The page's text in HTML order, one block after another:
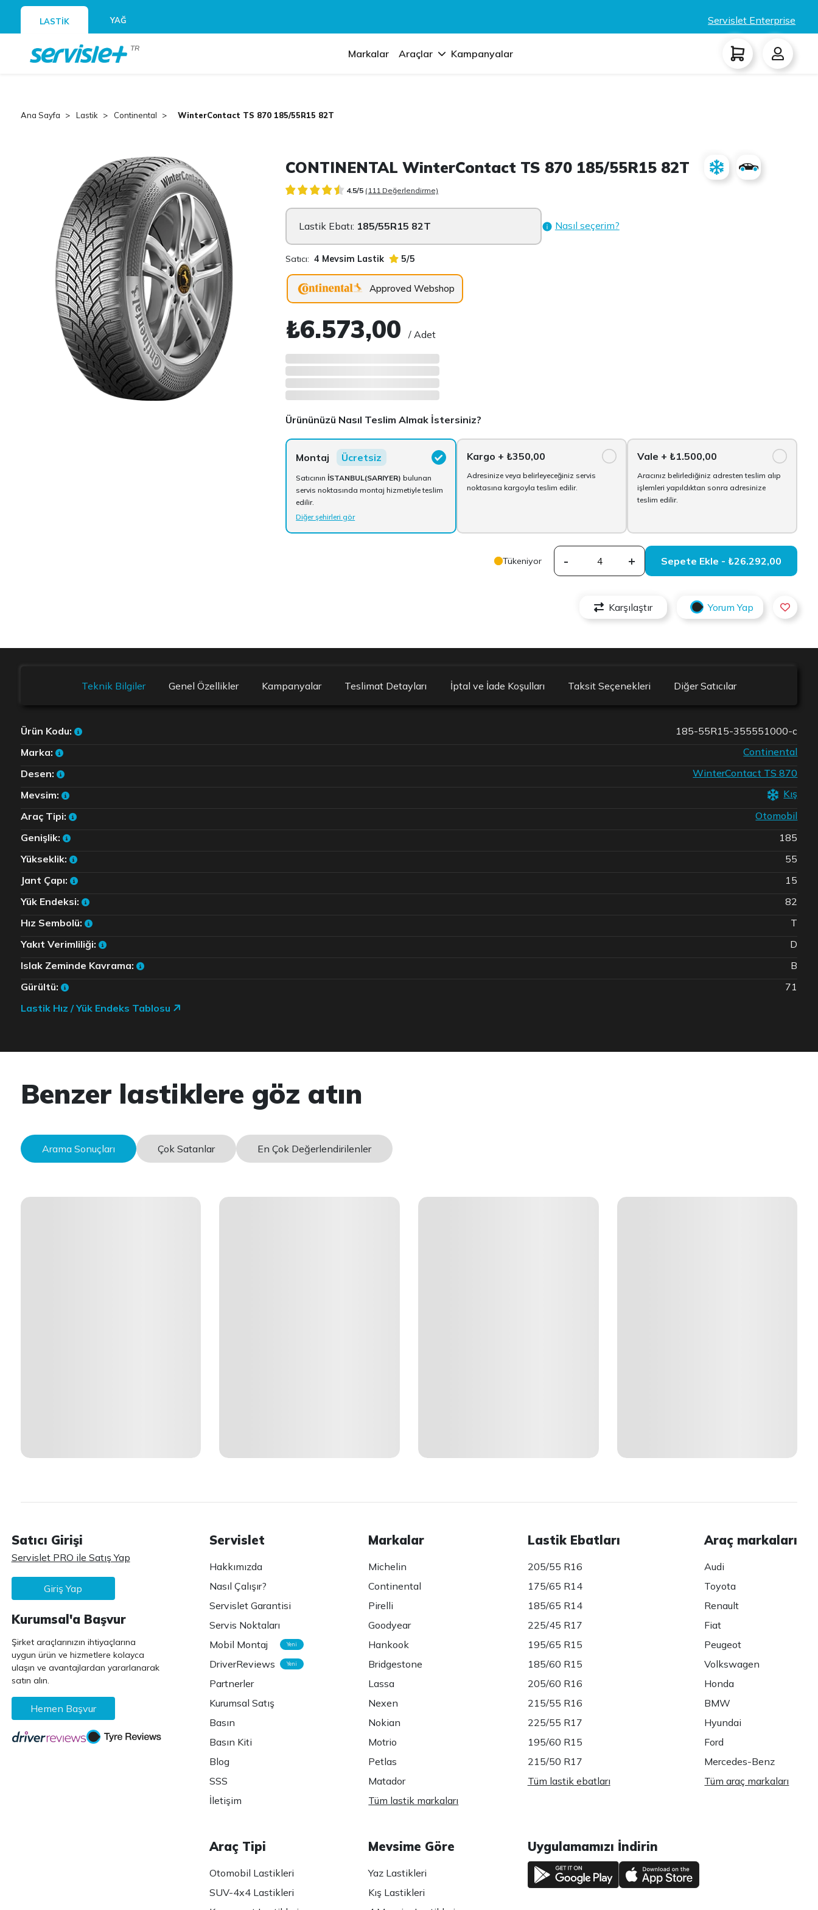
LASTİK YAĞ Servislet Enterprise
TR Markalar Araçlar Kampanyalar
Ana Sayfa Lastik Continental WinterContact TS 870 185/55R15 82T
CONTINENTAL WinterContact TS 870 185/55R15 82T
4.5/5 (111 Değerlendirme)
Lastik Ebatı: 185/55R15 82T Nasıl seçerim?
Satıcı: 4 Mevsim Lastik 5/5
Approved Webshop
₺6.573,00/ Adet
Ürününüzü Nasıl Teslim Almak İstersiniz?
Montaj Ücretsiz
Satıcının İSTANBUL(SARIYER) bulunan
servis noktasında montaj hizmetiyle teslim
edilir.
Diğer şehirleri gör
Kargo + ₺350,00
Adresinize veya belirleyeceğiniz servis
noktasına kargoyla teslim edilir.
Vale + ₺1.500,00
Aracınız belirlediğiniz adresten teslim alıp
işlemleri yapıldıktan sonra adresinize
teslim edilir.
Tükeniyor - + Sepete Ekle - ₺26.292,00
Karşılaştır Yorum Yap
Teknik Bilgiler Genel Özellikler Kampanyalar Teslimat Detayları İptal ve İade Koşulları Taksit Seçenekleri Diğer Satıcılar
Ürün Kodu:
185-55R15-355551000-c
Marka:
Continental
Desen:
WinterContact TS 870
Mevsim:
Kış
Araç Tipi:
Otomobil
Genişlik:
185
Yükseklik:
55
Jant Çapı:
15
Yük Endeksi:
82
Hız Sembolü:
T
Yakıt Verimliliği:
D
Islak Zeminde Kavrama:
B
Gürültü:
71
Lastik Hız / Yük Endeks Tablosu
Benzer lastiklere göz atın
Arama Sonuçları Çok Satanlar En Çok Değerlendirilenler
Satıcı Girişi
Servislet PRO ile Satış Yap
Giriş Yap
Kurumsal'a Başvur
Şirket araçlarınızın ihtiyaçlarına
uygun ürün ve hizmetlere kolayca
ulaşın ve avantajlardan yararlanarak
satın alın.
Hemen Başvur
Servislet
Hakkımızda
Nasıl Çalışır?
Servislet Garantisi
Servis Noktaları
Mobil Montaj
Yeni
DriverReviews Yeni
Partnerler
Kurumsal Satış
Basın
Basın Kiti
Blog
SSS
İletişim
Markalar
Michelin
Continental
Pirelli
Goodyear
Hankook
Bridgestone
Lassa
Nexen
Nokian
Motrio
Petlas
Matador
Tüm lastik markaları
Lastik Ebatları
205/55 R16
175/65 R14
185/65 R14
225/45 R17
195/65 R15
185/60 R15
205/60 R16
215/55 R16
225/55 R17
195/60 R15
215/50 R17
Tüm lastik ebatları
Araç markaları
Audi
Toyota
Renault
Fiat
Peugeot
Volkswagen
Honda
BMW
Hyundai
Ford
Mercedes-Benz
Tüm araç markaları
Araç Tipi
Otomobil Lastikleri
SUV-4x4 Lastikleri
Mevsime Göre
Yaz Lastikleri
Kış Lastikleri
Uygulamamızı İndirin